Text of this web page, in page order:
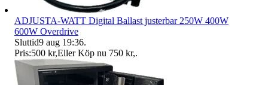
ADJUSTA-WATT Digital Ballast justerbar 250W 400W
600W Overdrive
Sluttid9 aug 19:36.
Pris:500 kr,Eller Köp nu 750 kr,.